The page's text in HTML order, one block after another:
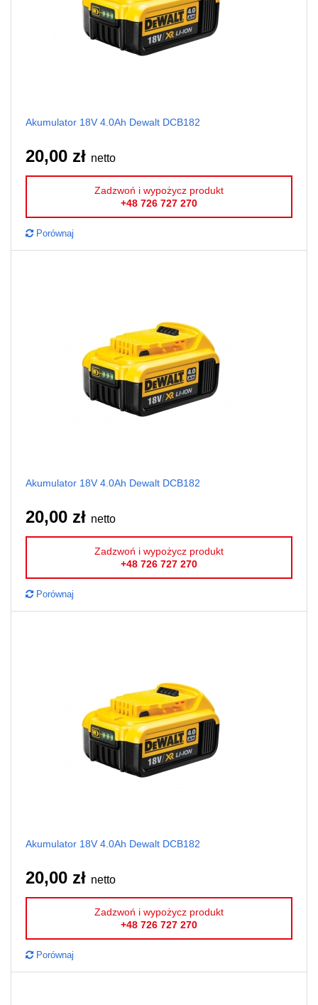
Akumulator 18V 4.0Ah Dewalt DCB182
20,00 zł netto
Zadzwoń i wypożycz produkt
+48 726 727 270
Porównaj
Akumulator 18V 4.0Ah Dewalt DCB182
20,00 zł netto
Zadzwoń i wypożycz produkt
+48 726 727 270
Porównaj
Akumulator 18V 4.0Ah Dewalt DCB182
20,00 zł netto
Zadzwoń i wypożycz produkt
+48 726 727 270
Porównaj